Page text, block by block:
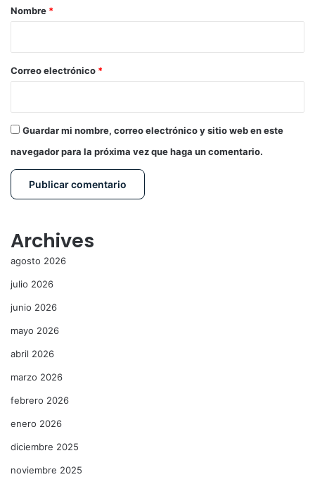
r
*
Nombre *
Correo electrónico *
Guardar mi nombre, correo electrónico y sitio web en este
navegador para la próxima vez que haga un comentario.
Archives
agosto 2026
julio 2026
junio 2026
mayo 2026
abril 2026
marzo 2026
febrero 2026
enero 2026
diciembre 2025
noviembre 2025